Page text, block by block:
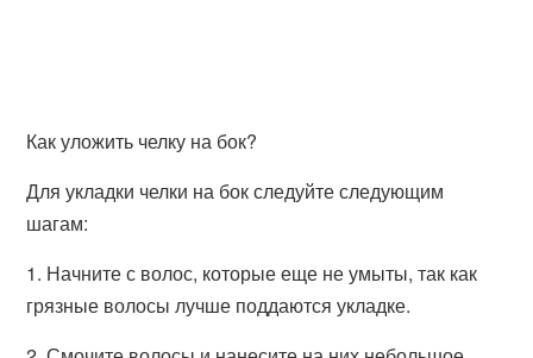
Как уложить челку на бок?
Для укладки челки на бок следуйте следующим
шагам:
1. Начните с волос, которые еще не умыты, так как
грязные волосы лучше поддаются укладке.